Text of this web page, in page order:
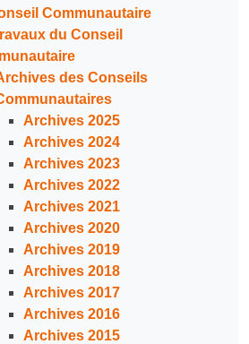
Communautaire
du Conseil
des Conseils
Archives 2025
Archives 2024
Archives 2023
Archives 2022
Archives 2021
Archives 2020
Archives 2019
Archives 2018
Archives 2017
Archives 2016
Archives 2015